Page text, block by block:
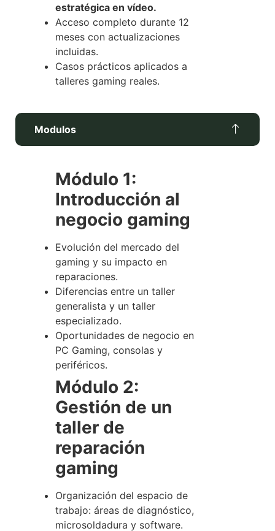
estratégica en vídeo.
Acceso completo durante 12
meses con actualizaciones
incluidas.
Casos prácticos aplicados a
talleres gaming reales.
Modulos
Módulo 1:
Introducción al
negocio gaming
Evolución del mercado del
gaming y su impacto en
reparaciones.
Diferencias entre un taller
generalista y un taller
especializado.
Oportunidades de negocio en
PC Gaming, consolas y
periféricos.
Módulo 2:
Gestión de un
taller de
reparación
gaming
Organización del espacio de
trabajo: áreas de diagnóstico,
microsoldadura y software.